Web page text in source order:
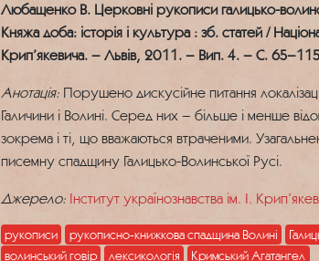
Любащенко В. Церковні рукописи галицько-
Княжа доба: історія і культура : зб. статей /
Крип’якевича. – Львів, 2011. – Вип. 4. – С.
Анотація: Порушено дискусійне питання
Галичини і Волині. Серед них – більше і менше
зокрема і ті, що вважаються втраченими.
писемну спадщину Галицько-Волинської Русі.
Джерело: Інститут українознавства ім. І.
рукописи рукописно-книжкова спадщина Волині
волинський говір
лексикологія Кримський Агатангел